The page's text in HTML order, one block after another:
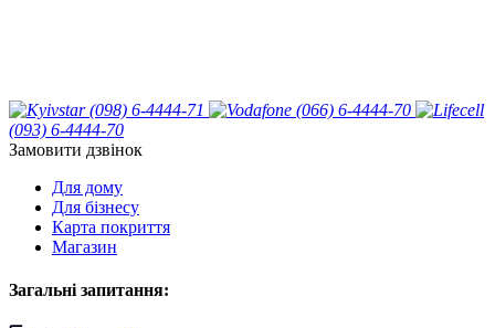
(098) 6-4444-71
(066) 6-4444-70
(093) 6-4444-70
Замовити дзвінок
Для дому
Для бізнесу
Карта покриття
Магазин
Загальні запитання: